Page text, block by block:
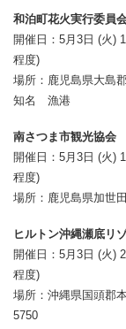
和泊町花火実行委員
開催日：5月3日 (火)
程度)
場所：鹿児島県大島
知名 漁港
南さつま市観光協会
開催日：5月3日 (火)
程度)
場所：鹿児島県加世
ヒルトン沖縄瀬底リ
開催日：5月3日 (火)
程度)
場所：沖縄県国頭郡
5750